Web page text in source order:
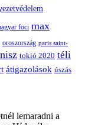
foci max
oroszország paris saint-
tokió 2020 téli
átigazolások úszás
lemaradni a